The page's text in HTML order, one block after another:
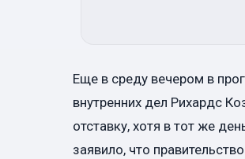
Еще в среду вечером в
внутренних дел Рихардс
отставку, хотя в тот же
заявило, что